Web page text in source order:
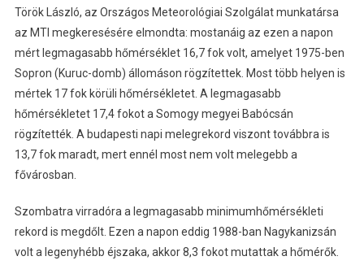
Török László, az Országos Meteorológiai Szolgálat munkatársa
az MTI megkeresésére elmondta: mostanáig az ezen a napon
mért legmagasabb hőmérséklet 16,7 fok volt, amelyet 1975-ben
Sopron (Kuruc-domb) állomáson rögzítettek. Most több helyen is
mértek 17 fok körüli hőmérsékletet. A legmagasabb
hőmérsékletet 17,4 fokot a Somogy megyei Babócsán
rögzítették. A budapesti napi melegrekord viszont továbbra is
13,7 fok maradt, mert ennél most nem volt melegebb a
fővárosban.
Szombatra virradóra a legmagasabb minimumhőmérsékleti
rekord is megdőlt. Ezen a napon eddig 1988-ban Nagykanizsán
volt a legenyhébb éjszaka, akkor 8,3 fokot mutattak a hőmérők.